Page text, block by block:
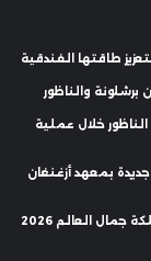
برشلونة والناظور
خلال عملية
بمعهد أزغنغان
العالم 2026